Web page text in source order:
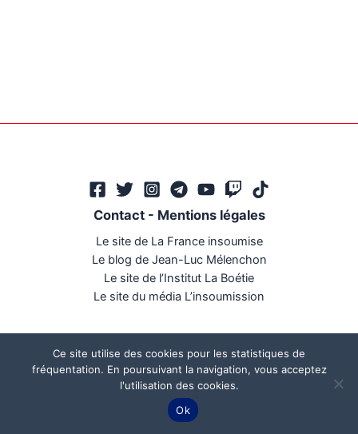
Contact- Mentions légales
Le site de La France insoumise
Le blog de Jean-Luc Mélenchon
Le site de l’Institut La Boétie
Le site du média L’insoumission
Mégaphone communication
Ce site utilise des cookies pour les statistiques de
fréquentation. En poursuivant la navigation, vous acceptez
l'utilisation des cookies.
Ok